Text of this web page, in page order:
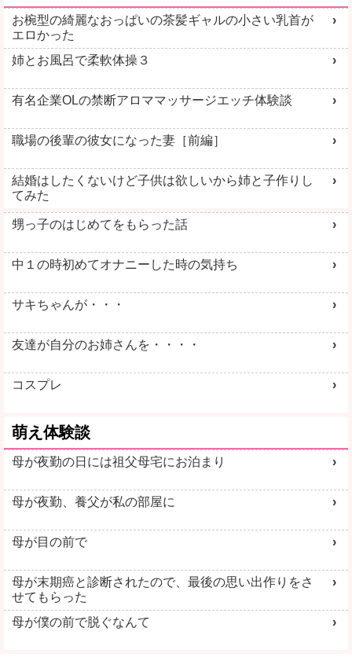
お椀型の綺麗なおっぱいの茶髪ギャルの小さい乳首が
エロかった
姉とお風呂で柔軟体操３
有名企業OLの禁断アロママッサージエッチ体験談
職場の後輩の彼女になった妻［前編］
結婚はしたくないけど子供は欲しいから姉と子作りし
てみた
甥っ子のはじめてをもらった話
中１の時初めてオナニーした時の気持ち
サキちゃんが・・・
友達が自分のお姉さんを・・・・
コスプレ
萌え体験談
母が夜勤の日には祖父母宅にお泊まり
母が夜勤、養父が私の部屋に
母が目の前で
母が末期癌と診断されたので、最後の思い出作りをさ
せてもらった
母が僕の前で脱ぐなんて